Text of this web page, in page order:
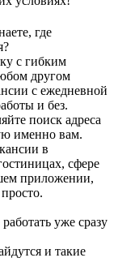
где
с гибким
другом
с ежедневной
и без.
поиск адреса
именно вам.
в
сфере
приложении,
уже сразу
и такие